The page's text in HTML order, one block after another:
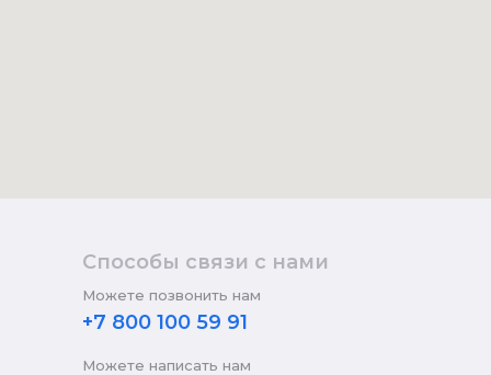
+7 800 100 59 91
Способы связи с нами
Можете позвонить нам
Можете написать нам